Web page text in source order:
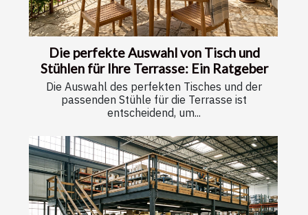
Die perfekte Auswahl von Tisch und
Stühlen für Ihre Terrasse: Ein Ratgeber
Die Auswahl des perfekten Tisches und der
passenden Stühle für die Terrasse ist
entscheidend, um...